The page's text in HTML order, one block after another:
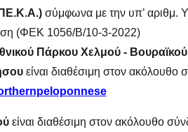
SHARE ON LINKEDIN
σύμφωνα με την υπ’ αριθμ.
(ΦΕΚ 1056/Β/10-3-2022)
Πάρκου Χελμού - Βουραϊκού
είναι διαθέσιμη στον ακόλουθο
είναι διαθέσιμη στον ακόλουθο